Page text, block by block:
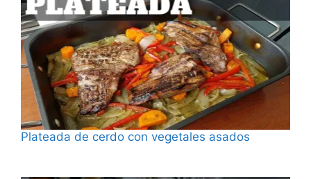
Plateada de cerdo con vegetales asados